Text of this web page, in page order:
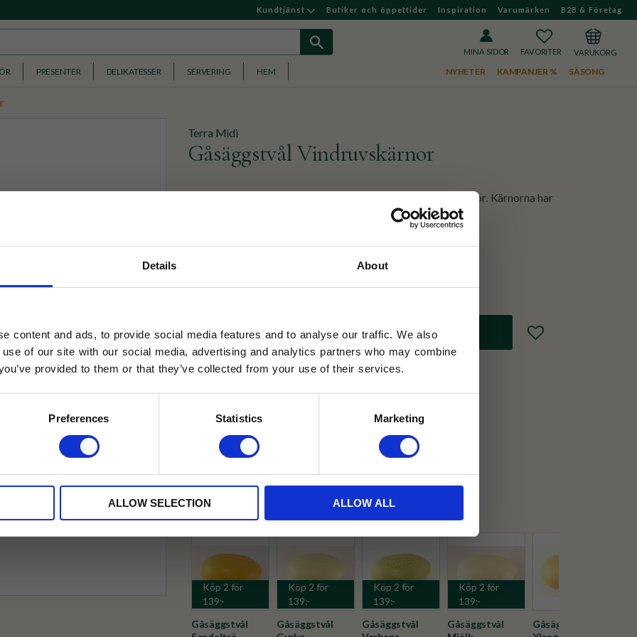
Details About
content and ads, to provide social media features and to analyse our traffic. We also
of our site with our social media, advertising and analytics partners who may combine
provided to them or that they’ve collected from your use of their services.
Preferences Statistics Marketing
ALLOW SELECTION ALLOW ALL
Kundtjänst Butiker och öppettider Inspiration Varumärken B2B & Företag
MINA SIDOR
FAVORITERKUNDVAGN
PRESENTER DELIKATESSER SERVERING HEM NYHETER KAMPANJER % SÄSONG
Terra Midi
Gåsäggstvål Vindruvskärnor
En återfunktande fast tvål från Terra Midi med vindruvskärnor. Kärnorna har
en peelande verkan och karitésmöret återfuktar huden.
79
Lägg till i favoriter
✓ Fri frakt över 399 kr
✓ Betala direkt eller inom 30 dagar
Visa alla produkter från Terra Midi
Köp 2 för
139:-
Gåsäggstvål
Köp 2 för
139:-
Gåsäggstvål
Köp 2 för
139:-
Gåsäggstvål
Köp 2 för
139:-
Gåsäggstvål
Gåsäggstvål
Läs mer
Rabatten fungerar endast
med andra erbjudanden.